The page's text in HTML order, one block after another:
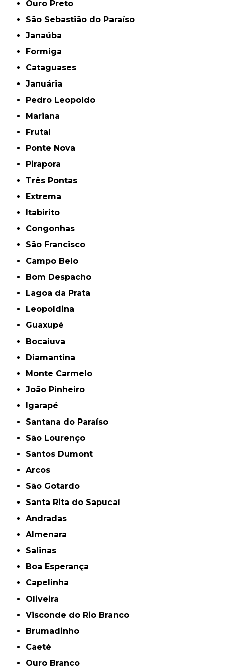
Ouro Preto
São Sebastião do Paraíso
Janaúba
Formiga
Cataguases
Januária
Pedro Leopoldo
Mariana
Frutal
Ponte Nova
Pirapora
Três Pontas
Extrema
Itabirito
Congonhas
São Francisco
Campo Belo
Bom Despacho
Lagoa da Prata
Leopoldina
Guaxupé
Bocaiuva
Diamantina
Monte Carmelo
João Pinheiro
Igarapé
Santana do Paraíso
São Lourenço
Santos Dumont
Arcos
São Gotardo
Santa Rita do Sapucaí
Andradas
Almenara
Salinas
Boa Esperança
Capelinha
Oliveira
Visconde do Rio Branco
Brumadinho
Caeté
Ouro Branco